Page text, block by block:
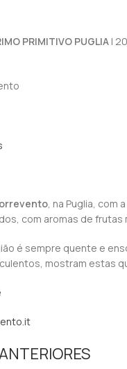
PRIMITIVO PUGLIA |
, na Puglia, com
com aromas de frutas
é sempre quente e
mostram estas